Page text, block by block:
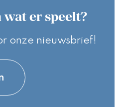
er speelt?
onze nieuwsbrief!